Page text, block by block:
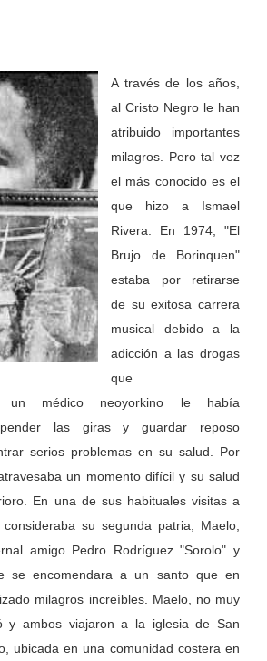
A través de los años,
al Cristo Negro le han
atribuido importantes
milagros. Pero tal vez
el más conocido es el
que hizo a Ismael
Rivera. En 1974, "El
Brujo de Borinquen"
estaba por retirarse
de su exitosa carrera
musical debido a la
adicción a las drogas
que
un médico neoyorkino le había
las giras y guardar reposo
serios problemas en su salud. Por
un momento difícil y su salud
En una de sus habituales visitas a
su segunda patria, Maelo,
amigo Pedro Rodríguez "Sorolo" y
se encomendara a un santo que en
milagros increíbles. Maelo, no muy
y ambos viajaron a la iglesia de San
ubicada en una comunidad costera en